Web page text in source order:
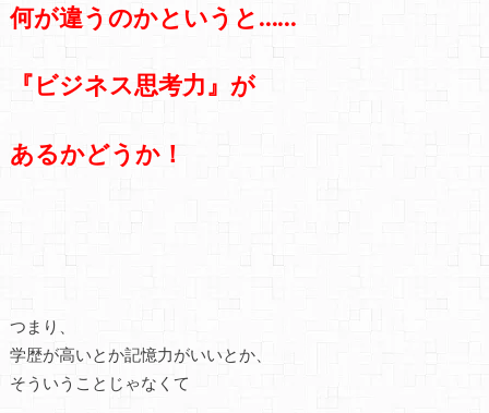
何が違うのかというと……
『ビジネス思考力』が
あるかどうか！
つまり、
学歴が高いとか記憶力がいいとか、
そういうことじゃなくて